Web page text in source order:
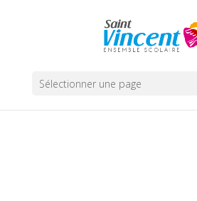
Sélectionner une page